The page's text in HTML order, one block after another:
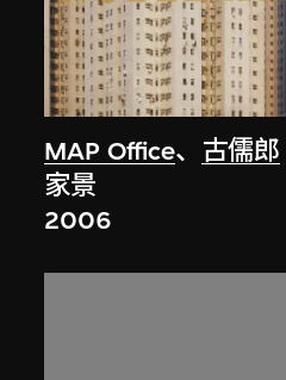
MAP Office、 古儒郎
家景
2006